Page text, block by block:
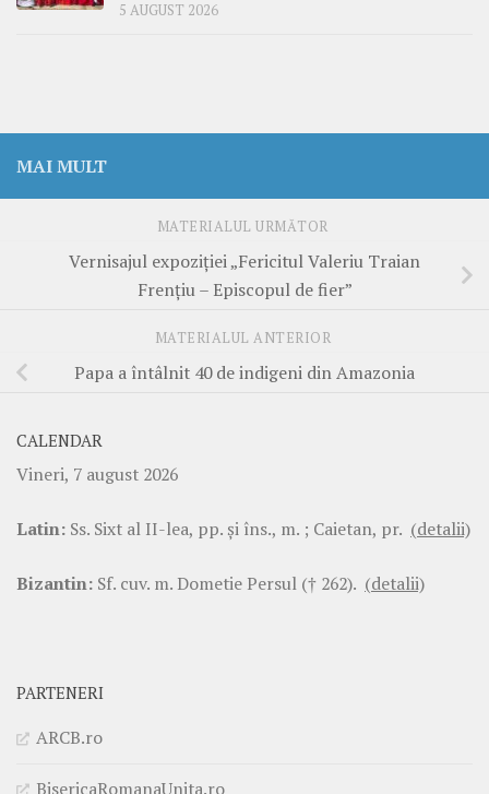
5 AUGUST 2026
MAI MULT
MATERIALUL URMĂTOR
Vernisajul expoziției „Fericitul Valeriu Traian
Frențiu – Episcopul de fier”
MATERIALUL ANTERIOR
Papa a întâlnit 40 de indigeni din Amazonia
CALENDAR
Vineri, 7 august 2026
Latin: Ss. Sixt al II-lea, pp. şi îns., m. ; Caietan, pr. (detalii)
Bizantin: Sf. cuv. m. Dometie Persul († 262). (detalii)
PARTENERI
ARCB.ro
BisericaRomanaUnita.ro